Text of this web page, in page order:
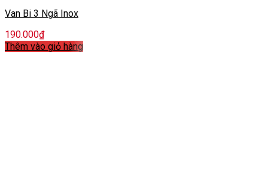
Van Bi 3 Ngã Inox
190.000₫
Thêm vào giỏ hàng